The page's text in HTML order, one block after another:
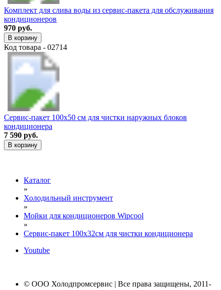
Комплект для слива воды из сервис-пакета для обслуживания
кондиционеров
970 руб.
В корзину
Код товара - 02714
Сервис-пакет 100х50 см для чистки наружных блоков
кондиционера
7 590 руб.
В корзину
Каталог
»
Холодильный инструмент
»
Мойки для кондиционеров Wipcool
»
Сервис-пакет 100х32см для чистки кондиционера
Youtube
© ООО Холодпромсервис | Все права защищены, 2011-